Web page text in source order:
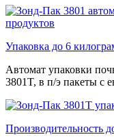
Упаковка до 6
Автомат упаковки
3801T, в п/э пакеты с
Производительность